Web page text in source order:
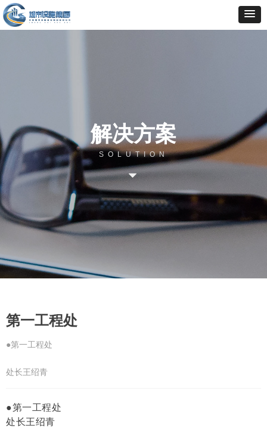
第一工程处
●第一工程处
处长王绍青
SOLUTION
뀓
解决方案
●第一工程处
处长王绍青